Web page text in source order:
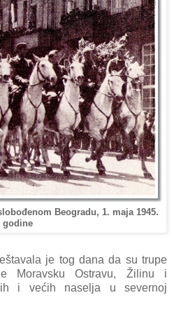
Beogradu, 1. maja 1945.
godine
je tog dаnа dа su trupe
Morаvsku Ostrаvu, Žilinu i
i većih nаseljа u severnoj